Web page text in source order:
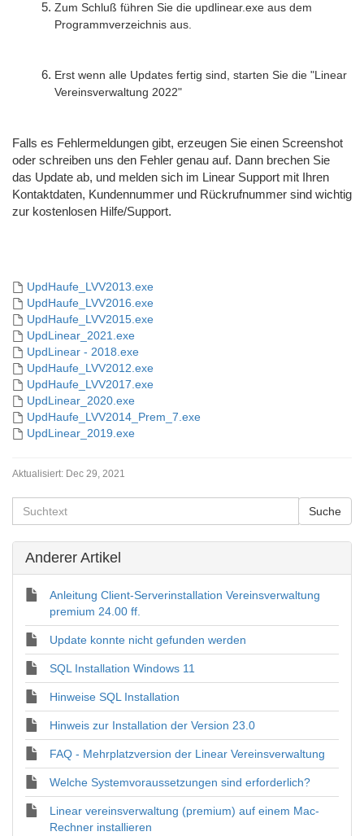
Zum Schluß führen Sie die updlinear.exe aus dem
Programmverzeichnis aus.
Erst wenn alle Updates fertig sind, starten Sie die "Linear
Vereinsverwaltung 2022"
Falls es Fehlermeldungen gibt, erzeugen Sie einen Screenshot
oder schreiben uns den Fehler genau auf. Dann brechen Sie
das Update ab, und melden sich im Linear Support mit Ihren
Kontaktdaten, Kundennummer und Rückrufnummer sind wichtig
zur kostenlosen Hilfe/Support.
UpdHaufe_LVV2013.exe
UpdHaufe_LVV2016.exe
UpdHaufe_LVV2015.exe
UpdLinear_2021.exe
UpdLinear - 2018.exe
UpdHaufe_LVV2012.exe
UpdHaufe_LVV2017.exe
UpdLinear_2020.exe
UpdHaufe_LVV2014_Prem_7.exe
UpdLinear_2019.exe
Aktualisiert: Dec 29, 2021
Anderer Artikel
Anleitung Client-Serverinstallation Vereinsverwaltung
premium 24.00 ff.
Update konnte nicht gefunden werden
SQL Installation Windows 11
Hinweise SQL Installation
Hinweis zur Installation der Version 23.0
FAQ - Mehrplatzversion der Linear Vereinsverwaltung
Welche Systemvoraussetzungen sind erforderlich?
Linear vereinsverwaltung (premium) auf einem Mac-
Rechner installieren